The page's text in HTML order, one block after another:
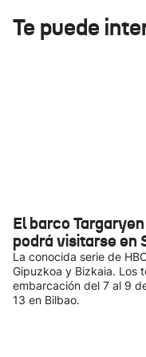
Te puede
El barco
podrá visitarse en
La conocida serie de
Gipuzkoa y Bizkaia. Los
embarcación del 7 al 9
13 en Bilbao.